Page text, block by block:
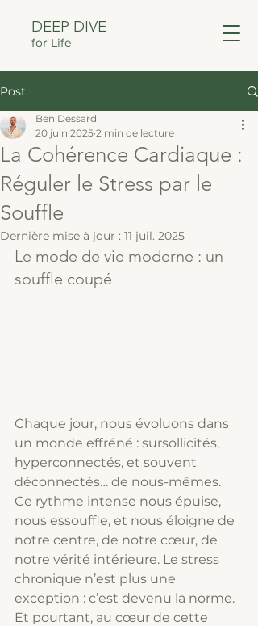
DEEP DIVE
for Life
Post
La Cohérence Cardiaque :
Réguler le Stress par le
Souffle
Ben Dessard
20 juin 2025 2 min de lecture
Dernière mise à jour : 11 juil. 2025
Le mode de vie moderne : un
souffle coupé
Chaque jour, nous évoluons dans
un monde effréné : sursollicités,
hyperconnectés, et souvent
déconnectés… de nous-mêmes.
Ce rythme intense nous épuise,
nous essouffle, et nous éloigne de
notre centre, de notre cœur, de
notre vérité intérieure. Le stress
chronique n’est plus une
exception : c’est devenu la norme.
Et pourtant, au cœur de cette